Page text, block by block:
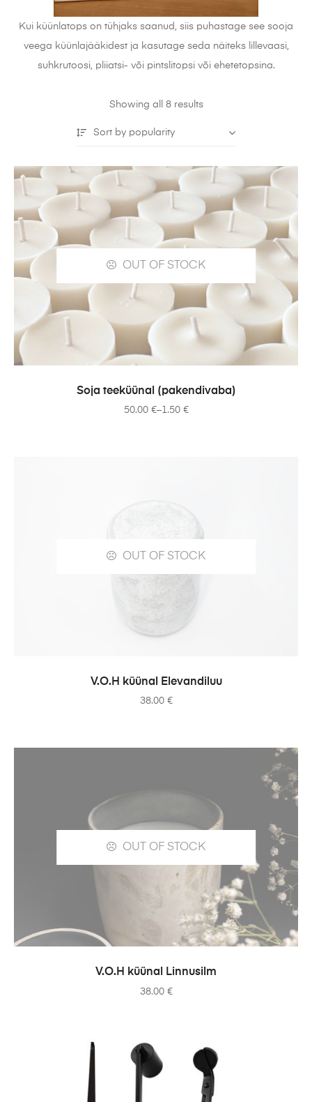
Kui küünlatops on tühjaks saanud, siis puhastage see sooja
veega küünlajääkidest ja kasutage seda näiteks lillevaasi,
suhkrutoosi, pliiatsi- või pintslitopsi või ehetetopsina.
Showing all 8 results
Sort by popularity
OUT OF STOCK
SELECT OPTIONS
Soja teeküünal (pakendivaba)
1.50 €
–
50.00 €
OUT OF STOCK
READ MORE
V.O.H küünal Elevandiluu
38.00 €
OUT OF STOCK
READ MORE
V.O.H küünal Linnusilm
38.00 €